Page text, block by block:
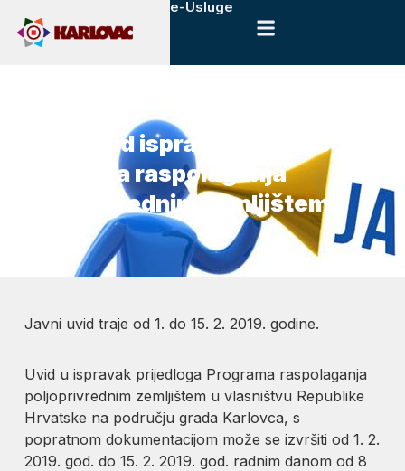
e-Usluge
Javni uvid ispravka prijedloga
Programa raspolaganja
poljoprivrednim zemljištem
Javni uvid traje od 1. do 15. 2. 2019. godine.
Uvid u ispravak prijedloga Programa raspolaganja
poljoprivrednim zemljištem u vlasništvu Republike
Hrvatske na području grada Karlovca, s
popratnom dokumentacijom može se izvršiti od 1. 2.
2019. god. do 15. 2. 2019. god. radnim danom od 8